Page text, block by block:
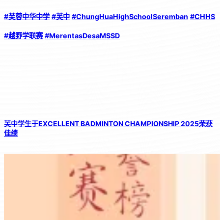
#芙蓉中华中学 #芙中 #ChungHuaHighSchoolSeremban #CHHS
#越野学联赛 #MerentasDesaMSSD
芙中学生于EXCELLENT BADMINTON CHAMPIONSHIP 2025荣获
佳绩